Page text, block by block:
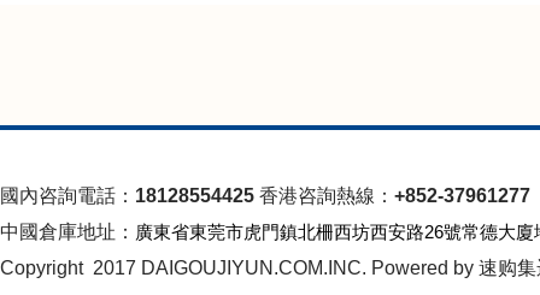
國內咨詢電話： 18128554425 香港咨詢熱線： +852-37961277
中國倉庫地址： 廣東省東莞市虎門鎮北柵西坊西安路26號常德大
Copyright 2017 DAIGOUJIYUN.COM.INC. Powered by 速购